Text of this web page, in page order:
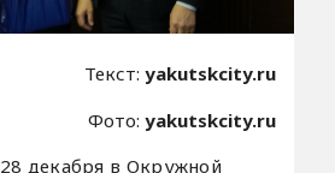
Текст:yakutskcity.ru
Фото:yakutskcity.ru
28 декабря в Окружной